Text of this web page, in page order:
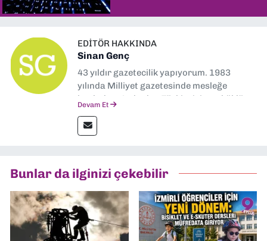
EDITÖR HAKKINDA
Sinan Genç
43 yıldır gazetecilik yapıyorum. 1983
yılında Milliyet gazetesinde mesleğe
başladım. Ardından Türkiye’nin en köklü
muhabir, editör, müdür yardımcısı ve spor
müdürü olarak görev yaptım. Ayrıca Yeni
Gazetesi'nde editörlük yapıyorum
Devam Et
Bunlar da ilginizi çekebilir